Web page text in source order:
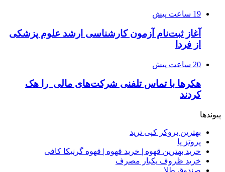
19 ساعت پیش
آغاز ثبت‌نام‌ آزمون کارشناسی ارشد علوم پزشکی
از فردا
20 ساعت پیش
هکرها با تماس تلفنی شرکت‌های مالی را هک
کردند
پیوندها
بهترین بروکر کپی ترید
پروتز پا
خرید بهترین قهوه | خرید قهوه | قهوه گرنیکا کافی
خرید ظروف یکبار مصرف
صندوق طلا